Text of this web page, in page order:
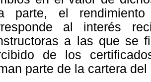
parte, el
al interés
a las que se
de los
parte de la cartera